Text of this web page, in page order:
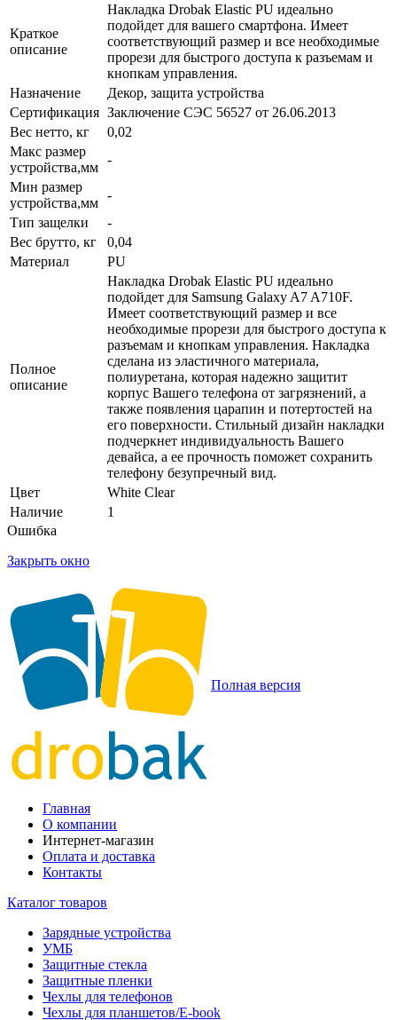
Краткое
описание
Накладка Drobak Elastic PU идеально
подойдет для вашего смартфона. Имеет
соответствующий размер и все необходимые
прорези для быстрого доступа к разъемам и
кнопкам управления.
Назначение
Декор, защита устройства
Сертификация Заключение СЭС 56527 от 26.06.2013
Вес нетто, кг
0,02
Макс размер
устройства,мм
-
Мин размер
устройства,мм
-
Тип защелки
-
Вес брутто, кг
0,04
Материал
PU
Полное
описание
Накладка Drobak Elastic PU идеально
подойдет для Samsung Galaxy A7 A710F.
Имеет соответствующий размер и все
необходимые прорези для быстрого доступа к
разъемам и кнопкам управления. Накладка
сделана из эластичного материала,
полиуретана, которая надежно защитит
корпус Вашего телефона от загрязнений, а
также появления царапин и потертостей на
его поверхности. Стильный дизайн накладки
подчеркнет индивидуальность Вашего
девайса, а ее прочность поможет сохранить
телефону безупречный вид.
Цвет
White Clear
Наличие
1
Ошибка
Закрыть окно
Полная версия
Главная
О компании
Интернет-магазин
Оплата и доставка
Контакты
Каталог товаров
Зарядные устройства
УМБ
Защитные стекла
Защитные пленки
Чехлы для телефонов
Чехлы для планшетов/E-book